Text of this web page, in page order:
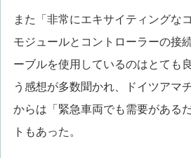
また「非常にエキサイティングな
モジュールとコントローラーの接
ーブルを使用しているのはとても
う感想が多数聞かれ、ドイツアマ
からは「緊急車両でも需要がある
トもあった。